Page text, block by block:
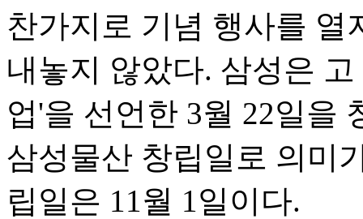
찬가지로 기념 행사를 열
내놓지 않았다. 삼성은
업'을 선언한 3월 22일을
삼성물산 창립일로 의미
립일은 11월 1일이다.